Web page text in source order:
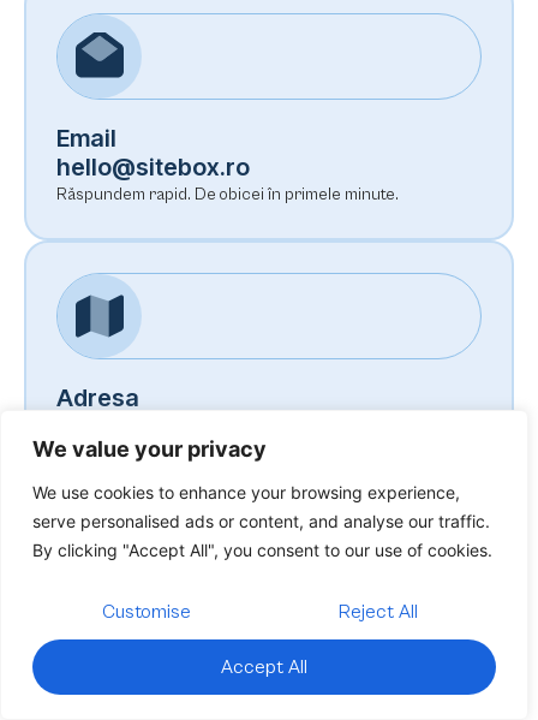
We value your privacy
We use cookies to enhance your browsing experience,
serve personalised ads or content, and analyse our traffic.
By clicking "Accept All", you consent to our use of cookies.
Customise Reject All
Accept All
Email
hello@sitebox.ro
Răspundem rapid. De obicei în primele minute.
Adresa
Lucrăm 100% remote, program flexibil.